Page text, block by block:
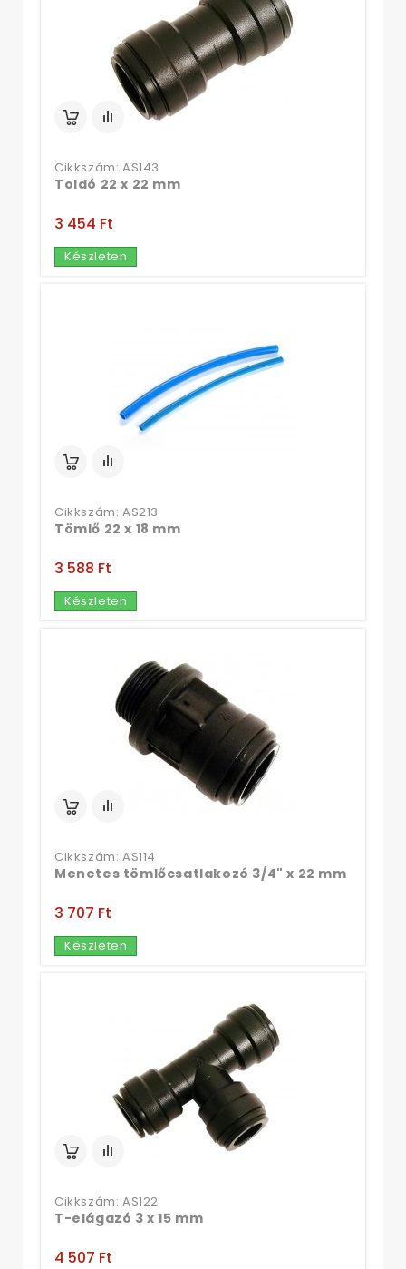
Cikkszám: AS143
Toldó 22 x 22 mm
3 454 Ft‎
Készleten
Cikkszám: AS213
Tömlő 22 x 18 mm
3 588 Ft‎
Készleten
Cikkszám: AS114
Menetes tömlőcsatlakozó 3/4" x 22 mm
3 707 Ft‎
Készleten
Cikkszám: AS122
T-elágazó 3 x 15 mm
4 507 Ft‎